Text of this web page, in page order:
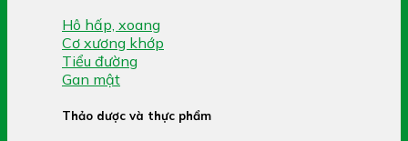
Hô hấp, xoang
Cơ xương khớp
Tiểu đường
Gan mật
Thảo dược và thực phẩm